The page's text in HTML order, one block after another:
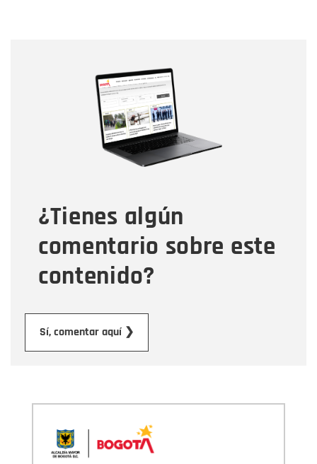
¿Tienes algún
comentario sobre este
contenido?
Sí, comentar aquí ❯
Correo electrónico
Tipo de comentario
Mensaje